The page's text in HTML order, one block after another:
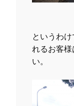
というわ
れるお客
い。